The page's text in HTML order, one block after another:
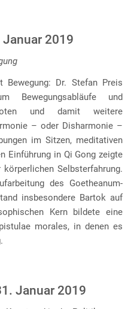
2019
Bewegung: Dr. Stefan Preis
Bewegungsabläufe und
und damit weitere
– oder Disharmonie –
im Sitzen, meditativen
Einführung in Qi Gong zeigte
Selbsterfahrung.
des Goetheanum-
insbesondere Bartok auf
Kern bildete eine
morales, in denen es
Januar 2019